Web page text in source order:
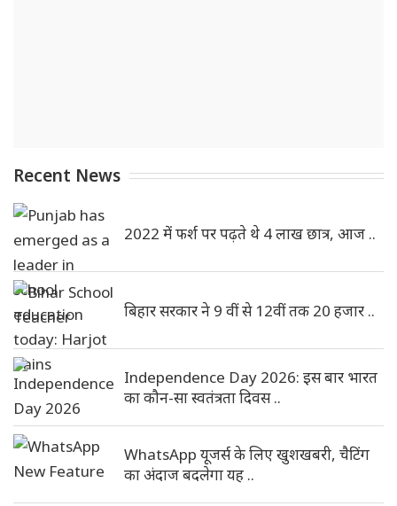
Recent News
2022 में फर्श पर पढ़ते थे 4 लाख छात्र, आज ..
बिहार सरकार ने 9 वीं से 12वीं तक 20 हजार ..
Independence Day 2026: इस बार भारत
का कौन-सा स्वतंत्रता दिवस ..
WhatsApp यूजर्स के लिए खुशखबरी, चैटिंग
का अंदाज बदलेगा यह ..